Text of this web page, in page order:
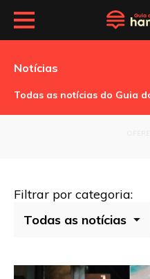
Notícias
Todas as notícias do Guia
Filtrar por categoria: